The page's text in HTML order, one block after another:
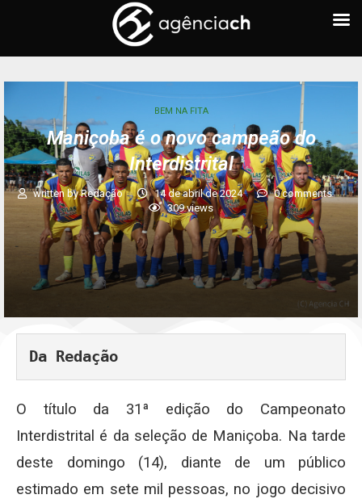
BEM NA FITA
Maniçoba é o novo campeão do
Interdistrital
written byRedação 14 de abril de 2024
0 comments
309views
Da Redação
O título da 31ª edição do Campeonato
Interdistrital é da seleção de Maniçoba. Na tarde
deste domingo (14), diante de um público
estimado em sete mil pessoas, no jogo decisivo